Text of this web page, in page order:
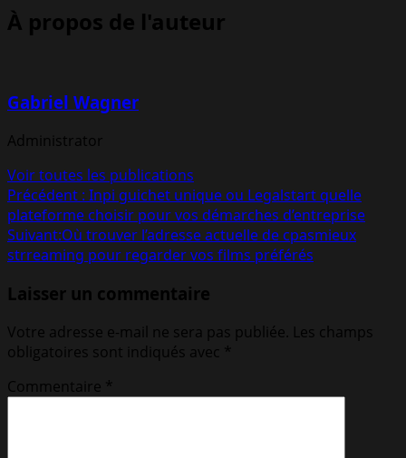
À propos de l'auteur
Gabriel Wagner
Administrator
Voir toutes les publications
Navigation
d’article
Précédent : Inpi guichet unique ou Legalstart quelle
plateforme choisir pour vos démarches d’entreprise
Suivant:Où trouver l’adresse actuelle de cpasmieux
strreaming pour regarder vos films préférés
Laisser un commentaire
Votre adresse e-mail ne sera pas publiée. Les champs
obligatoires sont indiqués avec *
Commentaire *